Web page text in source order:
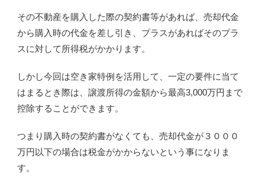
その不動産を購入した際の契約書等があれば、売却代金
から購入時の代金を差し引き、プラスがあればそのプラ
スに対して所得税がかかります。
しかし今回は空き家特例を活用して、一定の要件に当て
はまるとき際は、譲渡所得の金額から最高3,000万円まで
控除することができます。
つまり購入時の契約書がなくても、売却代金が３０００
万円以下の場合は税金がかからないという事になりま
す。